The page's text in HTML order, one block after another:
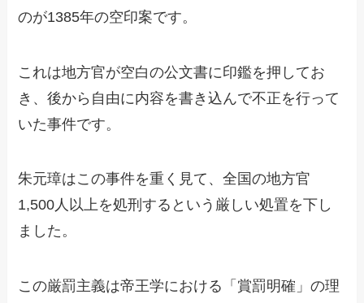
のが1385年の空印案です。
これは地方官が空白の公文書に印鑑を押してお
き、後から自由に内容を書き込んで不正を行って
いた事件です。
朱元璋はこの事件を重く見て、全国の地方官
1,500人以上を処刑するという厳しい処置を下し
ました。
この厳罰主義は帝王学における「賞罰明確」の理